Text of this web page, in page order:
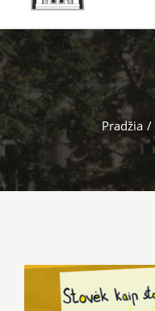
Pradžia /